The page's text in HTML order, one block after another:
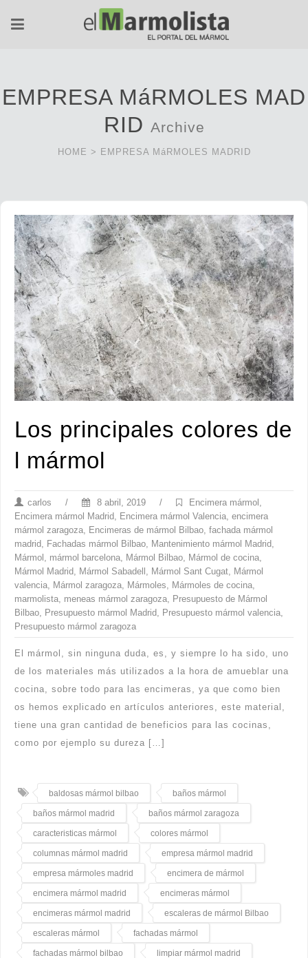
EMPRESA MáRMOLES MAD
RID Archive
HOME > EMPRESA MáRMOLES MADRID
Los principales colores de
l mármol
carlos / 8 abril, 2019 / Encimera mármol ,
Encimera mármol Madrid, Encimera mármol Valencia, encimera
mármol zaragoza, Encimeras de mármol Bilbao, fachada mármol
madrid, Fachadas mármol Bilbao, Mantenimiento mármol Madrid,
Mármol , mármol barcelona, Mármol Bilbao, Mármol de cocina,
Mármol Madrid, Mármol Sabadell , Mármol Sant Cugat, Mármol
valencia, Mármol zaragoza, Mármoles, Mármoles de cocina,
marmolista, meneas mármol zaragoza, Presupuesto de Mármol
Bilbao, Presupuesto mármol Madrid, Presupuesto mármol valencia,
Presupuesto mármol zaragoza
El mármol, sin ninguna duda, es, y siempre lo ha sido, uno
de los materiales más utilizados a la hora de amueblar una
cocina, sobre todo para las encimeras, ya que como bien
os hemos explicado en artículos anteriores, este material,
tiene una gran cantidad de beneficios para las cocinas,
como por ejemplo su dureza […]
baldosas mármol bilbao baños mármol
baños mármol madrid baños mármol zaragoza
caracteristicas mármol colores mármol
columnas mármol madrid empresa mármol madrid
empresa mármoles madrid encimera de mármol
encimera mármol madrid encimeras mármol
encimeras mármol madrid escaleras de mármol Bilbao
escaleras mármol fachadas mármol
fachadas mármol bilbao limpiar mármol madrid